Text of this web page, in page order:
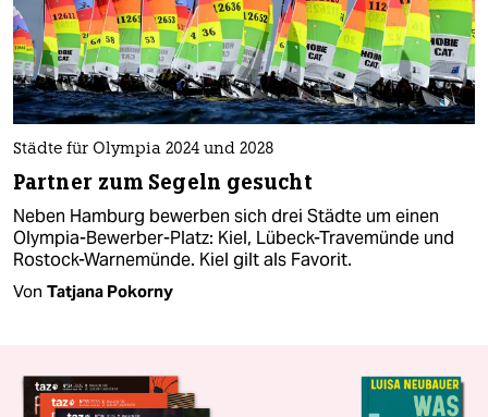
Städte für Olympia 2024 und 2028
Partner zum Segeln gesucht
Neben Hamburg bewerben sich drei Städte um einen
Olympia-Bewerber-Platz: Kiel, Lübeck-Travemünde und
Rostock-Warnemünde. Kiel gilt als Favorit.
Von Tatjana Pokorny